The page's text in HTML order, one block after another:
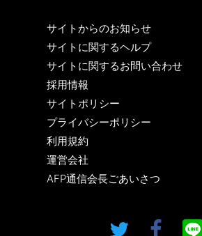
サイトからのお知らせ
サイトに関するヘルプ
サイトに関するお問い合わせ
採用情報
サイトポリシー
プライバシーポリシー
利用規約
運営会社
AFP通信会長ごあいさつ